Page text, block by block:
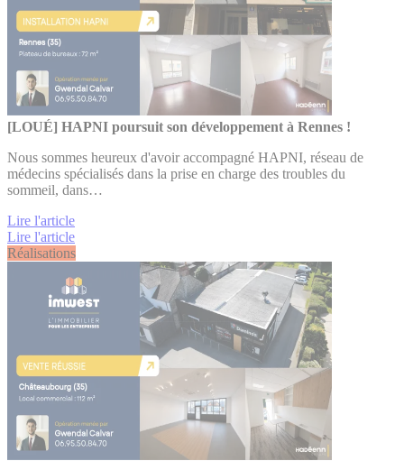
[LOUÉ] HAPNI poursuit son développement à Rennes !
Nous sommes heureux d'avoir accompagné HAPNI, réseau de
médecins spécialisés dans la prise en charge des troubles du
sommeil, dans…
Lire l'article
Lire l'article
Réalisations